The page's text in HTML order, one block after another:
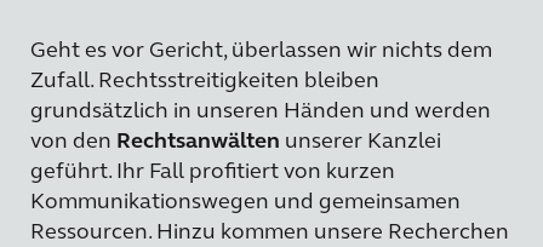
Geht es vor Gericht, überlassen wir nichts dem
Zufall. Rechtsstreitigkeiten bleiben
grundsätzlich in unseren Händen und werden
von den Rechtsanwälten unserer Kanzlei
geführt. Ihr Fall profitiert von kurzen
Kommunikationswegen und gemeinsamen
Ressourcen. Hinzu kommen unsere Recherchen